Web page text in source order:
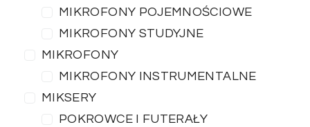
MIKROFONY POJEMNOŚCIOWE
MIKROFONY STUDYJNE
MIKROFONY
MIKROFONY INSTRUMENTALNE
MIKSERY
POKROWCE I FUTERAŁY